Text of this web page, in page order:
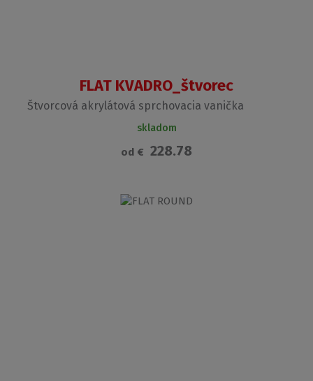
FLAT KVADRO_štvorec
Štvorcová akrylátová sprchovacia vanička
skladom
od € 228.78